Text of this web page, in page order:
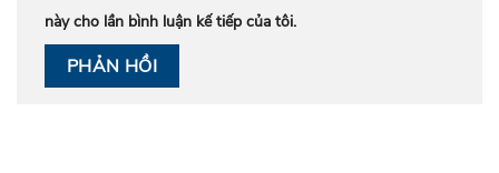
này cho lần bình luận kế tiếp của tôi.